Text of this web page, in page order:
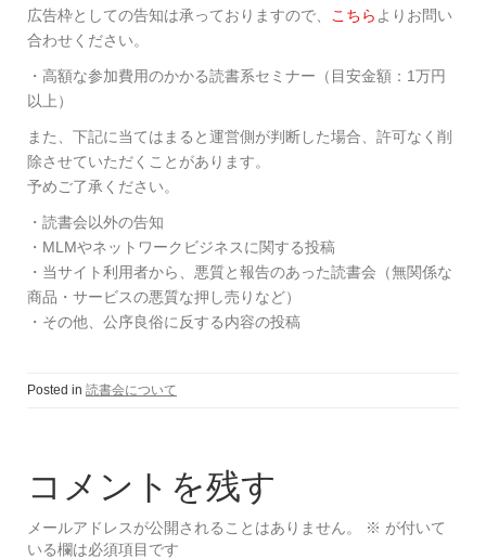
広告枠としての告知は承っておりますので、
こちら よりお問い
合わせください。
・高額な参加費用のかかる読書系セミナー（目安金額：1万円
以上）
また、下記に当てはまると運営側が判断した場合、許可なく削
除させていただくことがあります。
予めご了承ください。
・読書会以外の告知
・MLMやネットワークビジネスに関する投稿
・当サイト利用者から、悪質と報告のあった読書会（無関係な
商品・サービスの悪質な押し売りなど）
・その他、公序良俗に反する内容の投稿
Posted in 読書会について
コメントを残す
メールアドレスが公開されることはありません。 ※ が付いて
いる欄は必須項目です